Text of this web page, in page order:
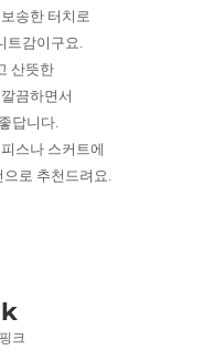
송한 터치로
트감이구요.
산뜻한
끔하면서
답니다.
스나 스커트에
로 추천드려요.
크